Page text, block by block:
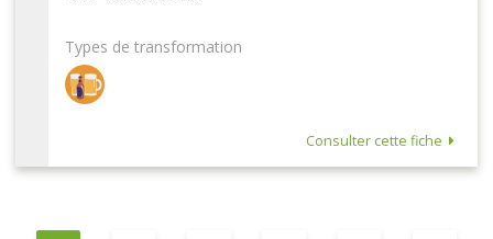
Types de transformation
Consulter cette fiche